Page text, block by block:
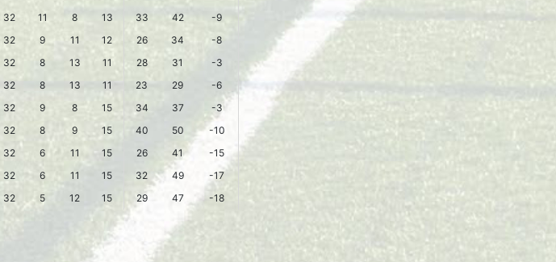
32 11 8 13 33 42
-9
32 9 11 12 26 34
-8
32 8 13 11 28 31
-3
32 8 13 11 23 29
-6
32 9 8 15 34 37
-3
32 8 9 15 40 50
-10
32 6 11 15 26 41
-15
32 6 11 15 32 49
-17
32 5 12 15 29 47
-18